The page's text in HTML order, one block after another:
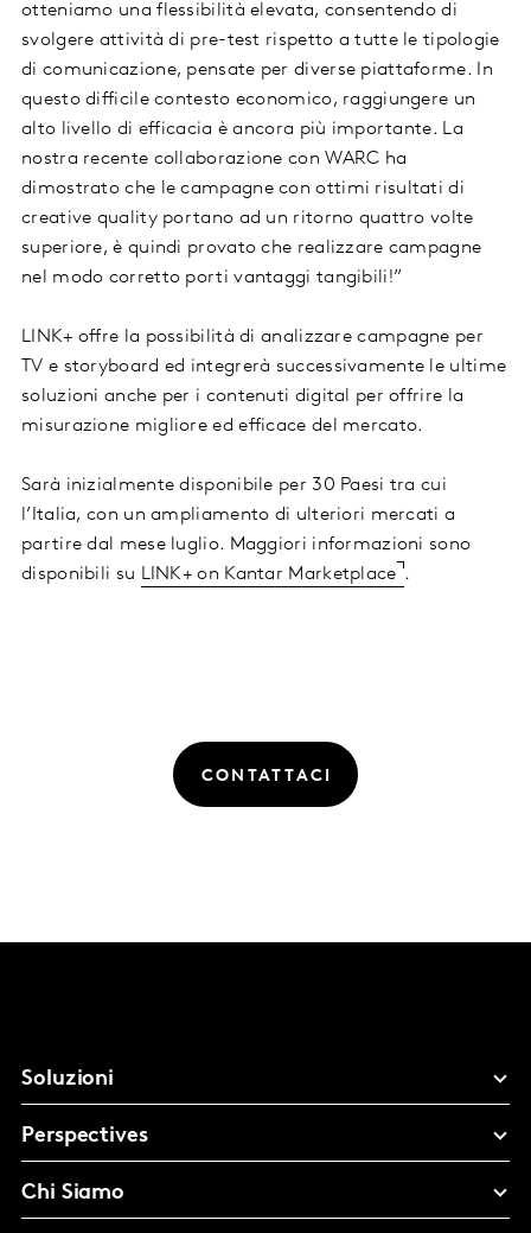
otteniamo una flessibilità elevata, consentendo di
svolgere attività di pre-test rispetto a tutte le tipologie
di comunicazione, pensate per diverse piattaforme. In
questo difficile contesto economico, raggiungere un
alto livello di efficacia è ancora più importante. La
nostra recente collaborazione con WARC ha
dimostrato che le campagne con ottimi risultati di
creative quality portano ad un ritorno quattro volte
superiore, è quindi provato che realizzare campagne
nel modo corretto porti vantaggi tangibili!”
LINK+ offre la possibilità di analizzare campagne per
TV e storyboard ed integrerà successivamente le ultime
soluzioni anche per i contenuti digital per offrire la
misurazione migliore ed efficace del mercato.
Sarà inizialmente disponibile per 30 Paesi tra cui
l’Italia, con un ampliamento di ulteriori mercati a
partire dal mese luglio. Maggiori informazioni sono
disponibili su LINK+ on Kantar Marketplace .
CONTATTACI
Soluzioni
Perspectives
Chi Siamo